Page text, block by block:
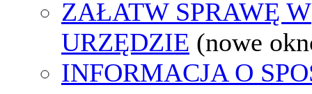
ZAŁATW SPRAWĘ W
URZĘDZIE (nowe
INFORMACJA O